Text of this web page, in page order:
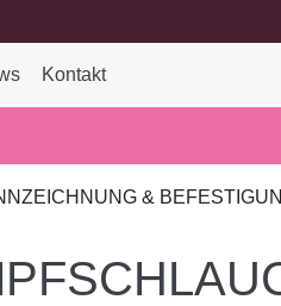
Produkte umschalten
Kontakt
&